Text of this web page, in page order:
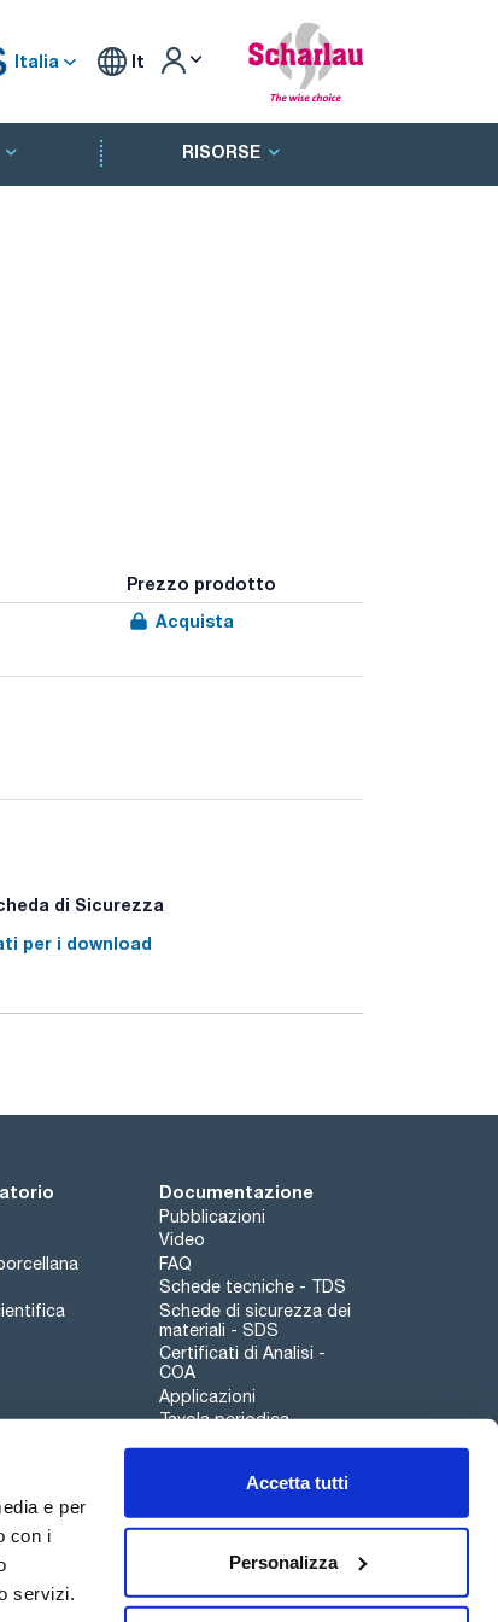
e per
con i
servizi.
Accetta tutti
Personalizza
Italia It
RISORSE
Prezzo prodotto
Acquista
di Sicurezza
per i download
Documentazione
Pubblicazioni
Video
FAQ
Schede tecniche - TDS
Schede di sicurezza dei
materiali - SDS
Certificati di Analisi -
COA
Applicazioni
Tavola periodica
Canale di segnalazioni
Sostenibilità